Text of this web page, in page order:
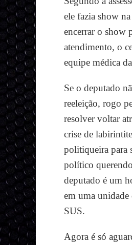
ele fazia show
encerrar o show
atendimento, o
equipe médica
Se o deputado
reeleição, rogo
resolver voltar
crise de
politiqueira para
político
deputado é um
em uma
SUS.
Agora é só